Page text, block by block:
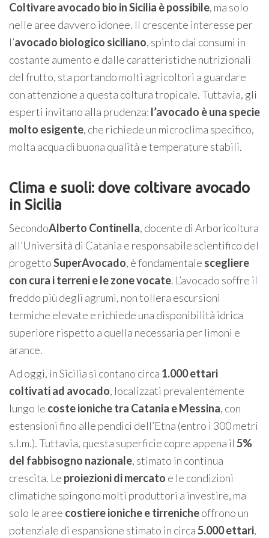
Coltivare avocado bio in Sicilia è possibile, ma solo
nelle aree davvero idonee. Il crescente interesse per
l’avocado biologico siciliano, spinto dai consumi in
costante aumento e dalle caratteristiche nutrizionali
del frutto, sta portando molti agricoltori a guardare
con attenzione a questa coltura tropicale. Tuttavia, gli
esperti invitano alla prudenza: l’avocado è una specie
molto esigente, che richiede un microclima specifico,
molta acqua di buona qualità e temperature stabili.
Clima e suoli: dove coltivare avocado
in Sicilia
SecondoAlberto Continella, docente di Arboricoltura
all’Università di Catania e responsabile scientifico del
progettoSuperAvocado, è fondamentale scegliere
con cura i terreni e le zone vocate. L’avocado soffre il
freddo più degli agrumi, non tollera escursioni
termiche elevate e richiede una disponibilità idrica
superiore rispetto a quella necessaria per limoni e
arance.
Ad oggi, in Sicilia si contano circa 1.000 ettari
coltivati ad avocado, localizzati prevalentemente
lungo le coste ioniche tra Catania e Messina, con
estensioni fino alle pendici dell’Etna (entro i 300 metri
s.l.m.). Tuttavia, questa superficie copre appena il 5%
del fabbisogno nazionale, stimato in continua
crescita. Le proiezioni di mercato e le condizioni
climatiche spingono molti produttori a investire, ma
solo le aree costiere ioniche e tirrenicheoffrono un
potenziale di espansione stimato in circa5.000 ettari,